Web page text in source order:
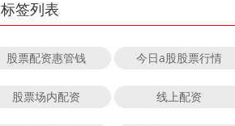
标签列表
股票配资惠管钱 今日a股股票行情
股票场内配资 线上配资